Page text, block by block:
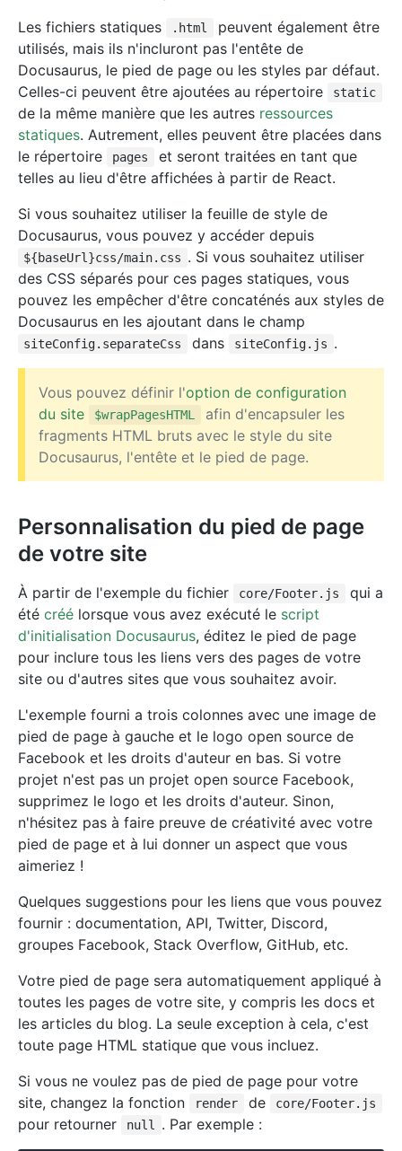
Les fichiers statiques .html
peuvent également être
utilisés, mais ils n'incluront pas l'entête de
Docusaurus, le pied de page ou les styles par défaut.
Celles-ci peuvent être ajoutées au répertoire
static
de la même manière que les autres ressources
statiques. Autrement, elles peuvent être placées dans
le répertoire
pages
et seront traitées en tant que
telles au lieu d'être affichées à partir de React.
Si vous souhaitez utiliser la feuille de style de
Docusaurus, vous pouvez y accéder depuis
${baseUrl}css/main.css . Si vous souhaitez utiliser
des CSS séparés pour ces pages statiques, vous
pouvez les empêcher d'être concaténés aux styles de
Docusaurus en les ajoutant dans le champ
siteConfig.separateCss dans siteConfig.js .
Vous pouvez définir l'option de configuration
du site
$wrapPagesHTML
afin d'encapsuler les
fragments HTML bruts avec le style du site
Docusaurus, l'entête et le pied de page.
Personnalisation du pied de page
de votre site
À partir de l'exemple du fichier core/Footer.js
qui a
été créé lorsque vous avez exécuté le script
d'initialisation Docusaurus, éditez le pied de page
pour inclure tous les liens vers des pages de votre
site ou d'autres sites que vous souhaitez avoir.
L'exemple fourni a trois colonnes avec une image de
pied de page à gauche et le logo open source de
Facebook et les droits d'auteur en bas. Si votre
projet n'est pas un projet open source Facebook,
supprimez le logo et les droits d'auteur. Sinon,
n'hésitez pas à faire preuve de créativité avec votre
pied de page et à lui donner un aspect que vous
aimeriez !
Quelques suggestions pour les liens que vous pouvez
fournir : documentation, API, Twitter, Discord,
groupes Facebook, Stack Overflow, GitHub, etc.
Votre pied de page sera automatiquement appliqué à
toutes les pages de votre site, y compris les docs et
les articles du blog. La seule exception à cela, c'est
toute page HTML statique que vous incluez.
Si vous ne voulez pas de pied de page pour votre
site, changez la fonction
render de core/Footer.js
pour retourner null . Par exemple :